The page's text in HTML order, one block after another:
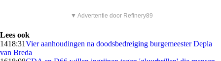
▼ Advertentie door Refinery89
Lees ook
1418:31Vier aanhoudingen na doodsbedreiging burgemeester Depla
van Breda